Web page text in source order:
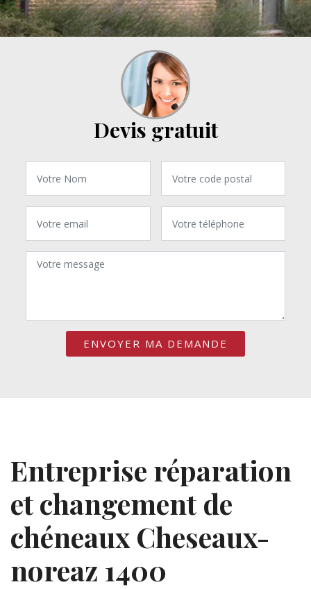
Devis gratuit
Entreprise réparation
et changement de
chéneaux Cheseaux-
noreaz 1400